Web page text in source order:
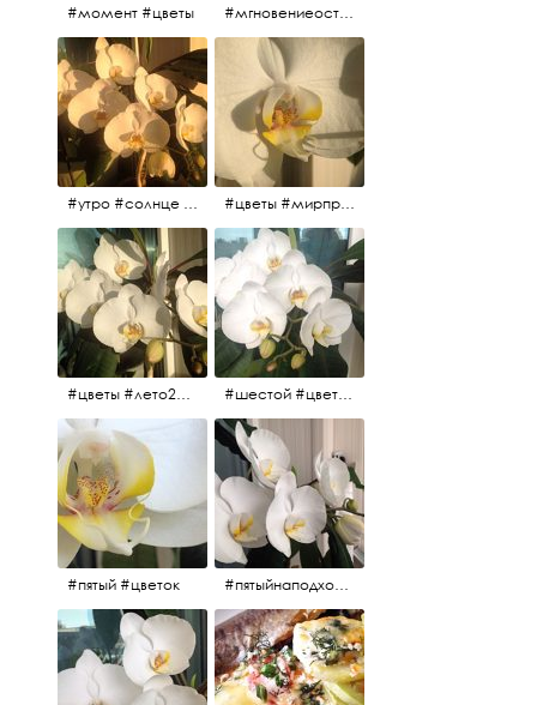
#момент #цветы #мгновениеостановись #прекрасныймомент #жаждарасцвета
#утро #солнце #белыеночи2017 #санктпетербург #цветы #седьмойпошёл #цветы #мирпрекрасен #пятьутра
#цветы #лето2017 #седьмойнаподходе #шестой #всегодевять #шестой #цветыцветут #цветы #лето2017 #летнийснег
#пятый #цветок #пятыйнаподходе# цветы #весна2017